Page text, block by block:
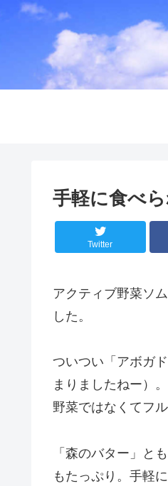
手軽に食べ
Twitter
アクティブ野菜ソ
した。
ついつい「アボガ
まりましたねー）
野菜ではなくてフ
「森のバター」と
もたっぷり。手軽